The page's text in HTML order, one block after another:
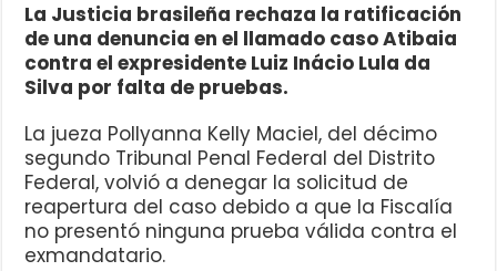
La Justicia brasileña rechaza la ratificación
de una denuncia en el llamado caso Atibaia
contra el expresidente Luiz Inácio Lula da
Silva por falta de pruebas.
La jueza Pollyanna Kelly Maciel, del décimo
segundo Tribunal Penal Federal del Distrito
Federal, volvió a denegar la solicitud de
reapertura del caso debido a que la Fiscalía
no presentó ninguna prueba válida contra el
exmandatario.